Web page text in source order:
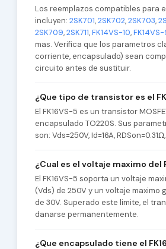
Los reemplazos compatibles para
incluyen: 2SK701,2SK702,2SK703,
2SK709,2SK711,FK14VS-10,
mas. Verifica que los parametros
corriente, encapsulado) sean
circuito antes de sustituir.
¿Que tipo de transistor es el
El FK16VS-5 es un transistor
encapsulado TO220S. Sus
son: Vds=250V, Id=16A, RDSon=0.31Ω,
¿Cual es el voltaje maximo del
El FK16VS-5 soporta un voltaje
(Vds) de 250V y un voltaje maximo
de 30V. Superado este limite, el
danarse permanentemente.
¿Que encapsulado tiene el